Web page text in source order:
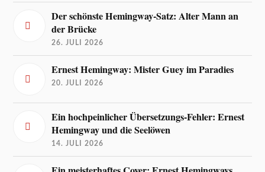
Der schönste Hemingway-Satz: Alter Mann an
der Brücke
26. JULI 2026
Ernest Hemingway: Mister Guey im Paradies
20. JULI 2026
Ein hochpeinlicher Übersetzungs-Fehler: Ernest
Hemingway und die Seelöwen
14. JULI 2026